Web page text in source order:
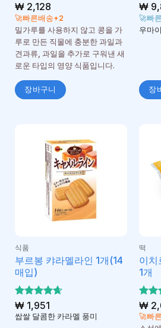
₩2,128
🚀빠른배송+2
밀가루를 사용하지 않고 콩을 가
루로 만든 직물에 충분한 과일과
견과류, 과일을 추가로 구워낸 새
로운 타입의 영양 식품입니다.
장바구니
₩
🚀빠
우마
장
식품
부르봉 캬라멜라인 1개(14
매입)
5 중에서
4.67로 평
₩1,951
쌉쌀 달콤한 카라멜 풍미
떡
이치
1개
5 중
서
로
₩
🚀빠